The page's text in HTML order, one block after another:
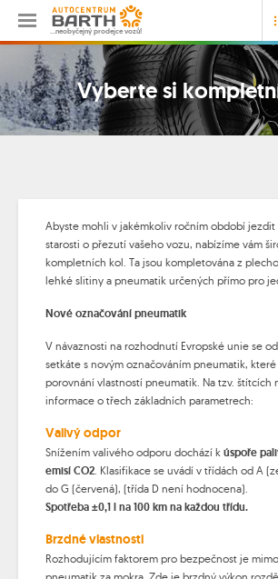
…neobyčejný prodejce vozů!
Vyberte si
Abyste mohli v jakémkoliv ročním období
starosti o přezutí vašeho vozu, nabízíme vám
kompletních kol. Ta jsou kompletována z
lehké slitiny a pneumatik určených přímo pro
Nové označování pneumatik
V návaznosti na rozhodnutí Evropské unie se od
setkáte s novým označováním pneumatik,
porovnání vlastností pneumatik. Na tzv. štítcích
informace o třech základních parametrech:
Valivý odpor
Snížením valivého odporu dochází k úspoře
emisí CO2. Klasifikace se uvádí v třídách od A
do G (červená), (třída D není hodnocena).
Spotřeba ±0,1 l na 100 km na každou třídu.
Brzdné vlastnosti
Rozhodujícím faktorem pro bezpečnost je